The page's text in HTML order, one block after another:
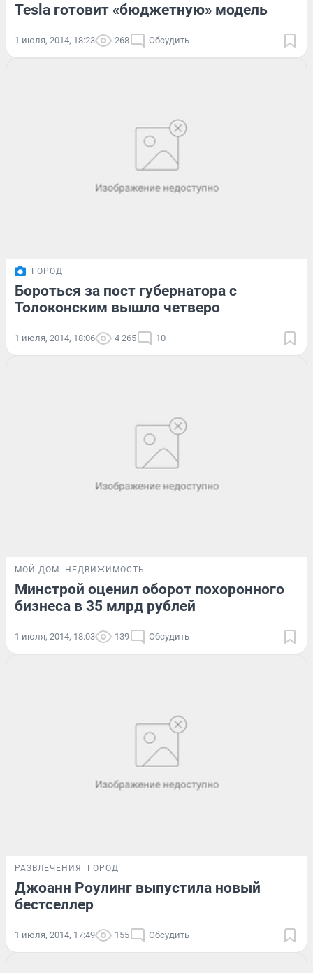
Tesla готовит «бюджетную» модель
1 июля, 2014, 18:23 268 Обсудить
ГОРОД
Бороться за пост губернатора с
Толоконским вышло четверо
1 июля, 2014, 18:06 4 265 10
МОЙ ДОМ НЕДВИЖИМОСТЬ
Минстрой оценил оборот похоронного
бизнеса в 35 млрд рублей
1 июля, 2014, 18:03 139 Обсудить
РАЗВЛЕЧЕНИЯ ГОРОД
Джоанн Роулинг выпустила новый
бестселлер
1 июля, 2014, 17:49 155 Обсудить